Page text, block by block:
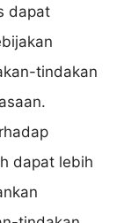
dapat
tindakan
dapat lebih